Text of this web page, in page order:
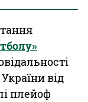
від
плейоф